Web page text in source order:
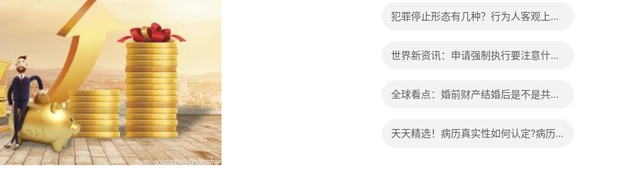
犯罪停止形态有几种？行为人客观上实
世界新资讯：申请强制执行要注意什么
全球看点：婚前财产结婚后是不是共同
天天精选！病历真实性如何认定?病历